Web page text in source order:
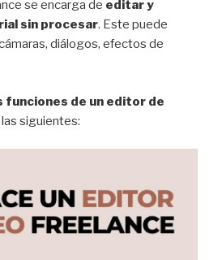
se encarga de editar y
sin procesar. Este puede
diálogos, efectos de
funciones de un editor de
siguientes: